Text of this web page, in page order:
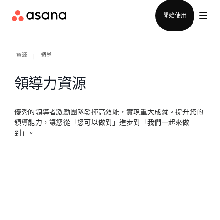
開始使用
資源 領導
領導力資源
優秀的領導者激勵團隊發揮高效能，實現重大成就。提升您的
領導能力，讓您從「您可以做到」進步到「我們一起來做
到」。